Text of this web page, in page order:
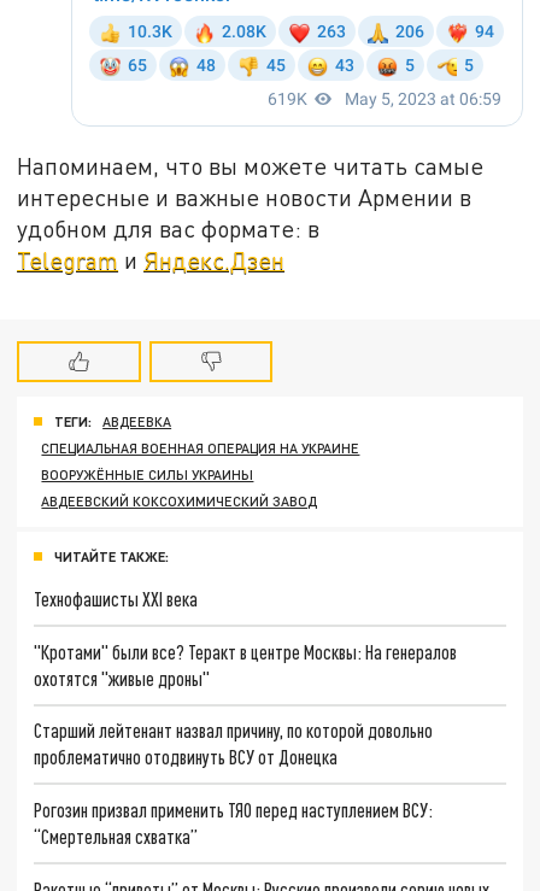
Напоминаем, что вы можете читать самые
интересные и важные новости Армении в
удобном для вас формате: в
Telegram и Яндекс.Дзен
ТЕГИ:
АВДЕЕВКА
СПЕЦИАЛЬНАЯ ВОЕННАЯ ОПЕРАЦИЯ НА УКРАИНЕ
ВООРУЖЁННЫЕ СИЛЫ УКРАИНЫ
АВДЕЕВСКИЙ КОКСОХИМИЧЕСКИЙ ЗАВОД
ЧИТАЙТЕ ТАКЖЕ:
Технофашисты XXI века
"Кротами" были все? Теракт в центре Москвы: На генералов
охотятся "живые дроны"
Старший лейтенант назвал причину, по которой довольно
проблематично отодвинуть ВСУ от Донецка
Рогозин призвал применить ТЯО перед наступлением ВСУ:
“Смертельная схватка”